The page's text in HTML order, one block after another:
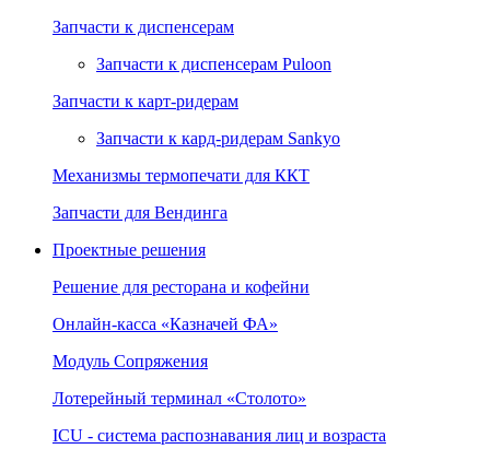
Запчасти к диспенсерам
Запчасти к диспенсерам Puloon
Запчасти к карт-ридерам
Запчасти к кард-ридерам Sankyo
Механизмы термопечати для ККТ
Запчасти для Вендинга
Проектные решения
Решение для ресторана и кофейни
Онлайн‑касса «Казначей ФА»
Модуль Сопряжения
Лотерейный терминал «Столото»
ICU - система распознавания лиц и возраста